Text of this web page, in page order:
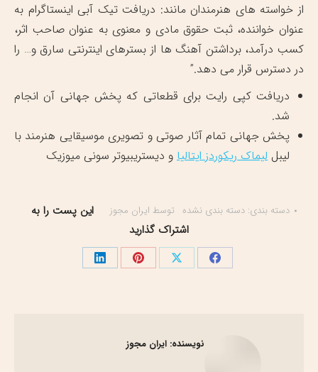
از خواسته های هنرمندان مانند: دریافت تیک آبی اینستاگرام به
عنوان خواننده، ثبت حقوق مادی و معنوی به عنوان صاحب اثر،
کسب درآمد، برداشتن آهنگ ها از بسترهای اینترنتی سارق و… را
در دسترس قرار می دهد.”
دریافت کپی رایت برای قطعاتی که پخش جهانی آن انجام
شد.
پخش جهانی تمام آثار صوتی و تصویری موسیقایی هنرمند با
لیبل لیماک ریکوردز ایتالیا و دیستریبیوتر سونی میوزیک
دسته بندی: دسته بندی نشده توسط ایران مجوز
این پست را به
اشتراک گذارید
اشتراک اشتراک اشتراک اشتراک
نویسنده: ایران مجوز